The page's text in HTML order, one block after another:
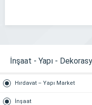
İnşaat - Yapı -
Hırdavat – Yapı Market
İnşaat